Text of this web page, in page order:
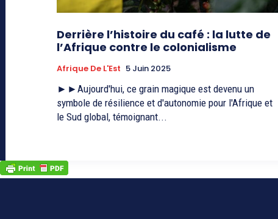
Derrière l’histoire du café : la lutte de
l’Afrique contre le colonialisme
Afrique De L'Est 5 Juin 2025
►►Aujourd'hui, ce grain magique est devenu un
symbole de résilience et d'autonomie pour l'Afrique et
le Sud global, témoignant...